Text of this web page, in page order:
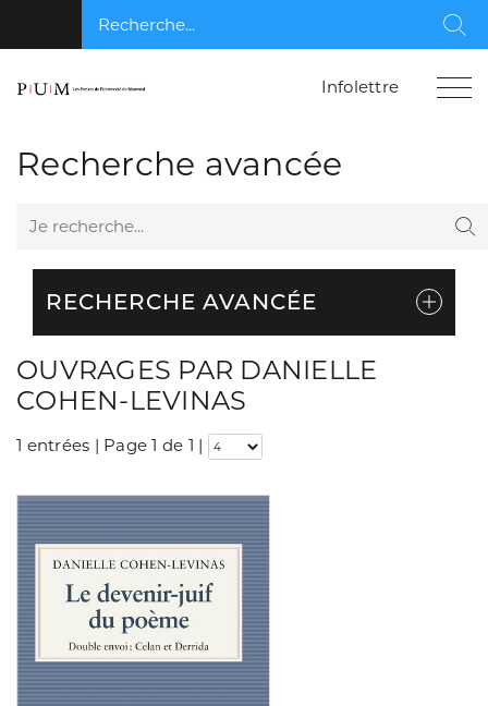
Recherche...
Infolettre
Recherche avancée
Je recherche...
RECHERCHE AVANCÉE
OUVRAGES PAR DANIELLE
COHEN-LEVINAS
1 entrées | Page 1 de 1 |